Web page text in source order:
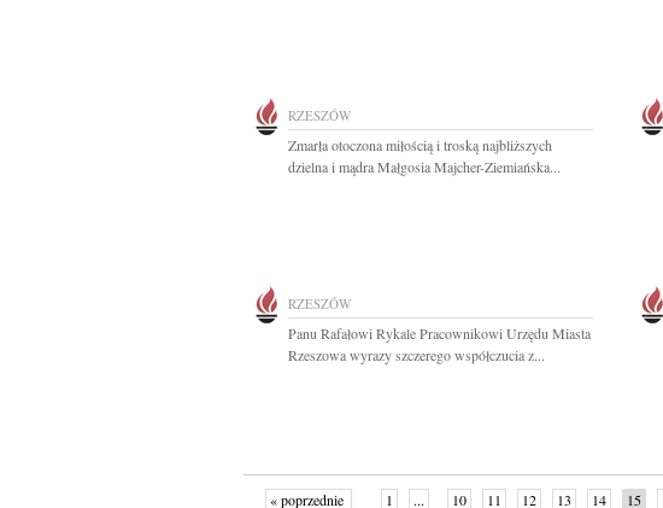
RZESZÓW
Zmarła otoczona miłością i troską najbliższych
dzielna i mądra Małgosia Majcher-Ziemiańska...
RZESZÓW
Panu Rafałowi Rykale Pracownikowi Urzędu Miasta
Rzeszowa wyrazy szczerego współczucia z...
« poprzednie 1 ... 10 11 12 13 14 15